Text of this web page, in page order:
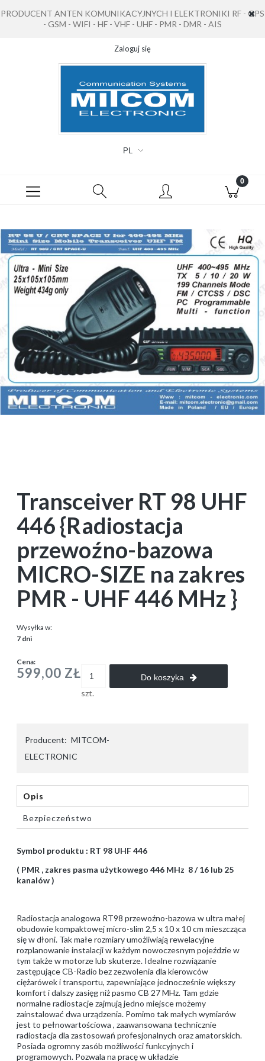
PRODUCENT ANTEN KOMUNIKACYJNYCH I ELEKTRONIKI RF - GPS
- GSM - WIFI - HF - VHF - UHF - PMR - DMR - AIS
Zaloguj się
Transceiver RT 98 UHF
446 {Radiostacja
przewoźno-bazowa
MICRO-SIZE na zakres
PMR - UHF 446 MHz }
Wysyłka w:
7 dni
Cena:
599,00 ZŁ
szt.
Do koszyka
Producent: MITCOM-
ELECTRONIC
Opis
Bezpieczeństwo
Symbol produktu : RT 98 UHF 446
( PMR , zakres pasma użytkowego 446 MHz 8 / 16 lub 25
kanalów )
Radiostacja analogowa RT98 przewoźno-bazowa w ultra małej
obudowie kompaktowej micro-slim 2,5 x 10 x 10 cm mieszcząca
się w dłoni. Tak małe rozmiary umożliwiają rewelacyjne
rozplanowanie instalacji w każdym nowoczesnym pojeździe w
tym także w motorze lub skuterze. Idealne rozwiązanie
zastępujące CB-Radio bez zezwolenia dla kierowców
ciężarówek i transportu, zapewniające jednocześnie większy
komfort i dalszy zasięg niż pasmo CB 27 MHz. Tam gdzie
normalne radiostacje zajmują jedno miejsce możemy
zainstalować dwa urządzenia. Pomimo tak małych wymiarów
jest to pełnowartościowa , zaawansowana technicznie
radiostacja dla zastosowań profesjonalnych oraz amatorskich.
Posiada ogromny zasób możliwości funkcyjnych i
programowych. Pozwala na pracę w układzie